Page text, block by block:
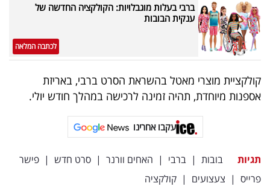
ברבי בעלות מוגבלויות: הקולקציה החדשה של
ענקית הבובות
לכתבה המלאה
קולקציית מוצרי מאטל בהשראת הסרט ברבי, באריזת
אספנות מיוחדת, תהיה זמינה לרכישה במהלך חודש יולי.
עקבו אחרינו
תגיות בובות | ברבי | האחים וורנר | סרט חדש | פישר
פרייס | צעצועים | קולקציה